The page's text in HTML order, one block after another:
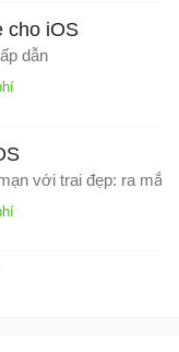
cho iOS
dẫn
với trai đẹp: ra mắt